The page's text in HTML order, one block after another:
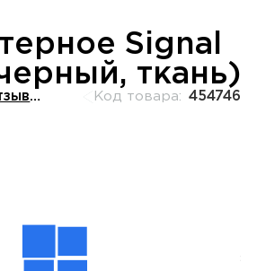
Signal
ткань)
Код товара: 454746
Нет отзывов